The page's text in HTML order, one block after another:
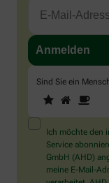
Sind Sie ein
Sind
Sie
ein
Mensch?
Dann
wählen
Sie
1 2
Ich möchte den
Service
GmbH (AHD)
meine E-Mail-